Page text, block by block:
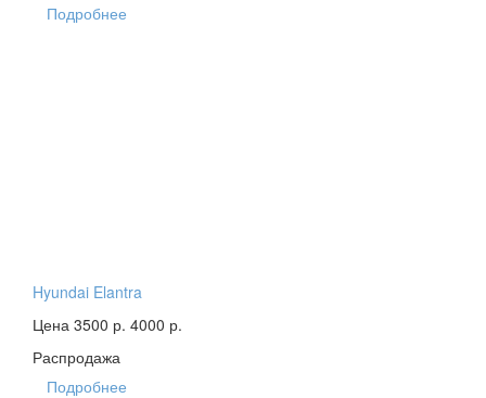
Подробнее
Hyundai Elantra
Цена 3500 р. 4000 р.
Распродажа
Подробнее